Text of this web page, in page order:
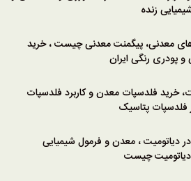
زنده
معدنی، پیگمنت معدنی چیست ، خرید
پودری رنگی ایران
خرید فلدسپات معدن و کاربرد فلدسپات
فلدسپات پتاسیک
دیاتومیت ، معدن و فرمول شیمیایی
دیاتومیت چیست